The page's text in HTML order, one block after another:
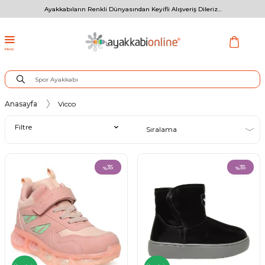
Ayakkabıların Renkli Dünyasından Keyifli Alışveriş Dileriz...
Menü
Anasayfa Vicco
Filtre
%35 %35